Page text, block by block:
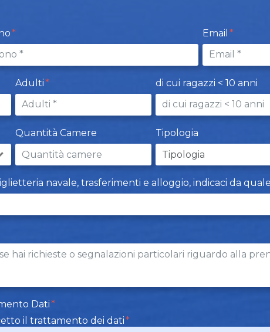
Email
Adulti di cui ragazzi < 10 anni
Quantità Camere Tipologia
navale, trasferimenti e alloggio, indicaci da
Dati
il trattamento dei dati